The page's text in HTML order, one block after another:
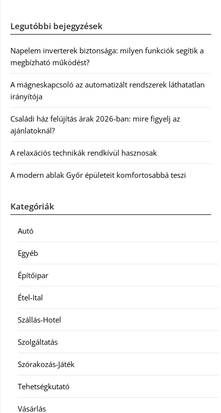
Legutóbbi bejegyzések
Napelem inverterek biztonsága: milyen funkciók segítik a
megbízható működést?
A mágneskapcsoló az automatizált rendszerek láthatatlan
irányítója
Családi ház felújítás árak 2026-ban: mire figyelj az
ajánlatoknál?
A relaxációs technikák rendkívül hasznosak
A modern ablak Győr épületeit komfortosabbá teszi
Kategóriák
Autó
Egyéb
Építőipar
Étel-Ital
Szállás-Hotel
Szolgáltatás
Szórakozás-Játék
Tehetségkutató
Vásárlás